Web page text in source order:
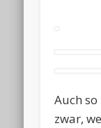
Auch
zwar,